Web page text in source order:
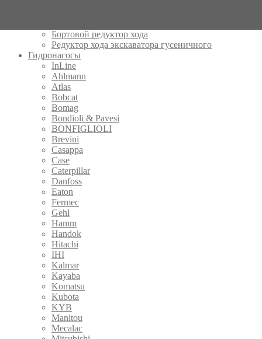
Бортовой редуктор хода
Редуктор хода экскаватора гусеничного
Гидронасосы
InLine
Ahlmann
Atlas
Bobcat
Bomag
Bondioli & Pavesi
BONFIGLIOLI
Brevini
Casappa
Case
Caterpillar
Danfoss
Eaton
Fermec
Gehl
Hamm
Handok
Hitachi
IHI
Kalmar
Kayaba
Komatsu
Kubota
KYB
Manitou
Mecalac